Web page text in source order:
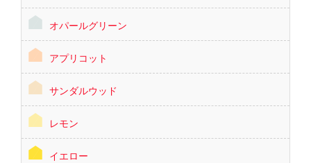
オパールグリーン
アプリコット
サンダルウッド
レモン
イエロー